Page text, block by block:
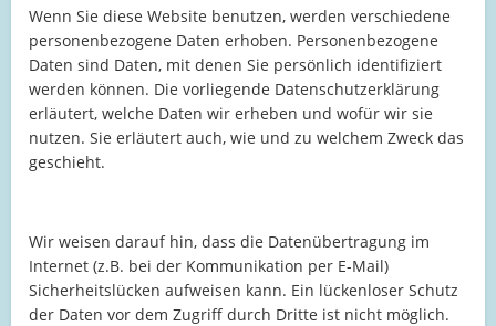
Wenn Sie diese Website benutzen, werden verschiedene
personenbezogene Daten erhoben. Personenbezogene
Daten sind Daten, mit denen Sie persönlich identifiziert
werden können. Die vorliegende Datenschutzerklärung
erläutert, welche Daten wir erheben und wofür wir sie
nutzen. Sie erläutert auch, wie und zu welchem Zweck das
geschieht.
Wir weisen darauf hin, dass die Datenübertragung im
Internet (z.B. bei der Kommunikation per E-Mail)
Sicherheitslücken aufweisen kann. Ein lückenloser Schutz
der Daten vor dem Zugriff durch Dritte ist nicht möglich.